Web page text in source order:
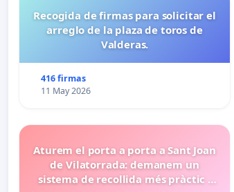
Recogida de firmas para solicitar el
arreglo de la plaza de toros de
Valderas.
416 firmas
11 May 2026
Aturem el porta a porta a Sant Joan
de Vilatorrada: demanem un
sistema de recollida més pràctic i